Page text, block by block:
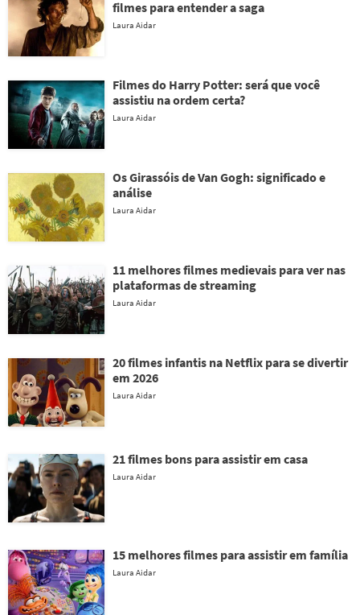
filmes para entender a saga
Laura Aidar
Filmes do Harry Potter: será que você
assistiu na ordem certa?
Laura Aidar
Os Girassóis de Van Gogh: significado e
análise
Laura Aidar
11 melhores filmes medievais para ver nas
plataformas de streaming
Laura Aidar
20 filmes infantis na Netflix para se divertir
em 2026
Laura Aidar
21 filmes bons para assistir em casa
Laura Aidar
15 melhores filmes para assistir em família
Laura Aidar